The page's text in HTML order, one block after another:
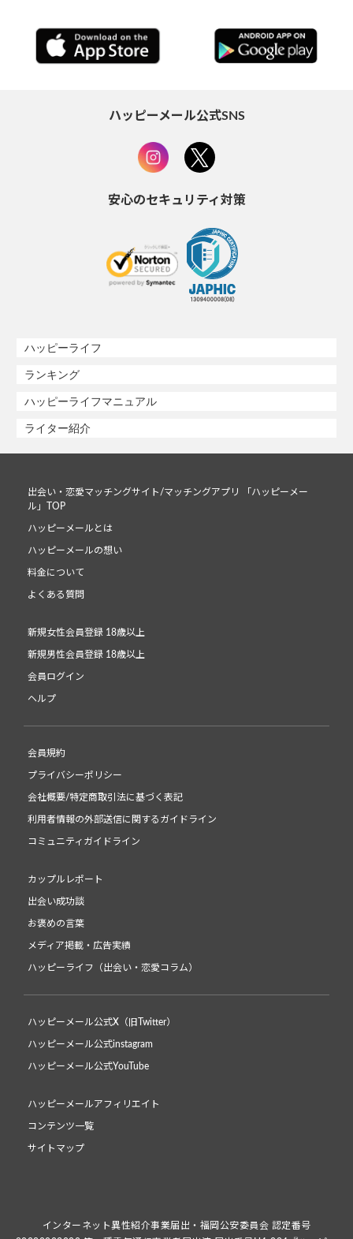
ハッピーメール公式SNS
安心のセキュリティ対策
ハッピーライフ
ランキング
ハッピーライフマニュアル
ライター紹介
出会い・恋愛マッチングサイト/マッチングアプリ 「ハッピーメー
ル」TOP
ハッピーメールとは
ハッピーメールの想い
料金について
よくある質問
新規女性会員登録 18歳以上
新規男性会員登録 18歳以上
会員ログイン
ヘルプ
会員規約
プライバシーポリシー
会社概要/特定商取引法に基づく表記
利用者情報の外部送信に関するガイドライン
コミュニティガイドライン
カップルレポート
出会い成功談
お褒めの言葉
メディア掲載・広告実績
ハッピーライフ（出会い・恋愛コラム）
ハッピーメール公式X（旧Twitter）
ハッピーメール公式instagram
ハッピーメール公式YouTube
ハッピーメールアフィリエイト
コンテンツ一覧
サイトマップ
インターネット異性紹介事業届出・福岡公安委員会 認定番号